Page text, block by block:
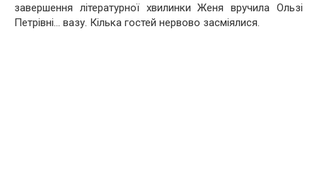
завершення літературної хвилинки Женя вручила Ользі
Петрівні… вазу. Кілька гостей нервово засміялися.